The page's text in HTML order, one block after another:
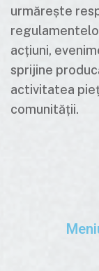
urmărește
acțiuni,
sprijine
activitatea
comunității.